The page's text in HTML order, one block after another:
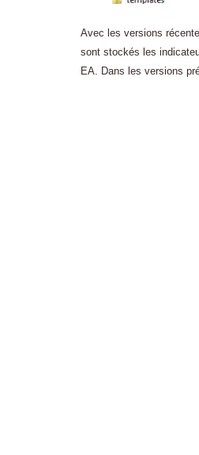
Avec les versions
sont stockés les
EA. Dans les versions